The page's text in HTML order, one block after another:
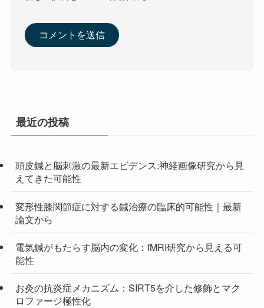
最近の投稿
頭皮鍼と脳刺激の最新エビデンス:神経画像研究から見
えてきた可能性
変形性膝関節症に対する鍼治療の臨床的可能性｜最新
論文から
電気鍼がもたらす脳内の変化：fMRI研究から見える可
能性
お灸の抗炎症メカニズム：SIRT5を介した修飾とマク
ロファージ極性化